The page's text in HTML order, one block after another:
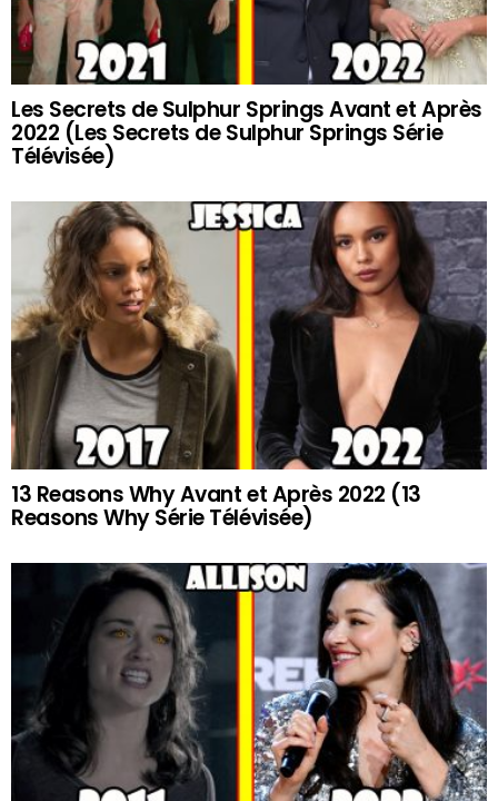
Les Secrets de Sulphur Springs Avant et Après
2022 (Les Secrets de Sulphur Springs Série
Télévisée)
13 Reasons Why Avant et Après 2022 (13
Reasons Why Série Télévisée)